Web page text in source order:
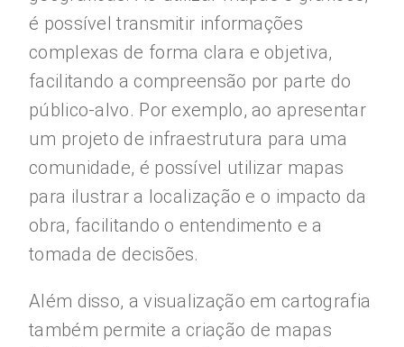
é possível transmitir informações
complexas de forma clara e objetiva,
facilitando a compreensão por parte do
público-alvo. Por exemplo, ao apresentar
um projeto de infraestrutura para uma
comunidade, é possível utilizar mapas
para ilustrar a localização e o impacto da
obra, facilitando o entendimento e a
tomada de decisões.
Além disso, a visualização em cartografia
também permite a criação de mapas